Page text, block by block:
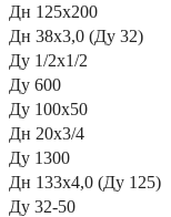
Дн 125х200
Дн 38х3,0 (Ду 32)
Ду 1/2х1/2
Ду 600
Ду 100х50
Дн 20х3/4
Ду 1300
Дн 133х4,0 (Ду 125)
Ду 32-50